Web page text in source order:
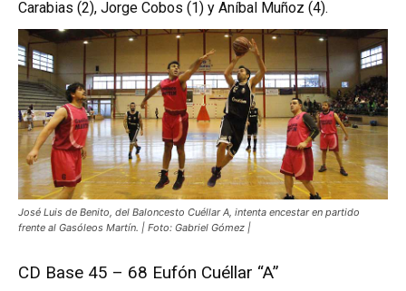
Carabias (2), Jorge Cobos (1) y Aníbal Muñoz (4).
José Luis de Benito, del Baloncesto Cuéllar A, intenta encestar en partido
frente al Gasóleos Martín. | Foto: Gabriel Gómez |
CD Base 45 – 68 Eufón Cuéllar “A”